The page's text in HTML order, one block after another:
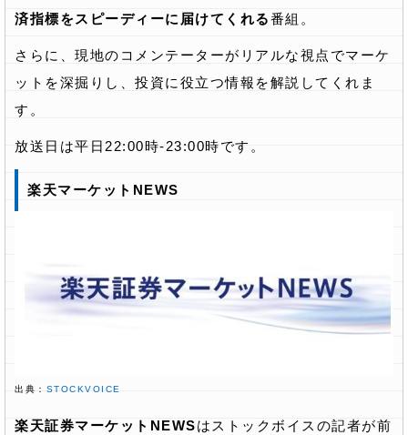
済指標をスピーディーに届けてくれる番組。
さらに、現地のコメンテーターがリアルな視点でマーケ
ットを深掘りし、投資に役立つ情報を解説してくれま
す。
放送日は平日22:00時-23:00時です。
楽天マーケットNEWS
出典： STOCKVOICE
楽天証券マーケットNEWSはストックボイスの記者が前